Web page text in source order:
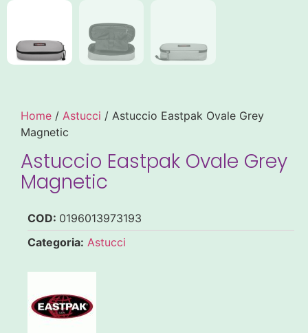
Home / Astucci / Astuccio Eastpak Ovale Grey
Magnetic
Astuccio Eastpak Ovale Grey
Magnetic
COD: 0196013973193
Categoria: Astucci